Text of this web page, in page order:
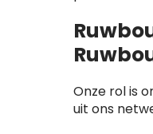
Onze rol is
uit ons